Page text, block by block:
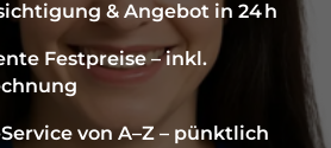
& Angebot in 24 h
Festpreise – inkl.
von A–Z – pünktlich